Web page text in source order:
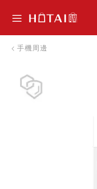
手機周邊